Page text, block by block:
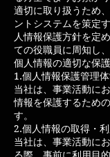
適切に取り扱うため
ントシステムを策定
人情報保護方針を定
ての役職員に周知し
個人情報の適切な保護
1.個人情報保護管理
当社は、事業活動に
情報を保護するため
す。
2.個人情報の取得・
当社は、事業活動に